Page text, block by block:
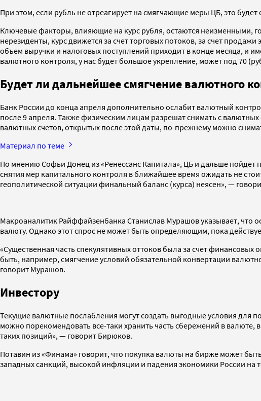
При этом, если рубль не отреагирует на смягчающие меры ЦБ, это
Ключевые факторы, влияющие на курс рубля, остаются неизменными,
нерезиденты, курс движется за счет торговых потоков, за счет
объем выручки и налоговых поступлений приходит в конце месяца, и
валютного контроля, у нас будет большое укрепление, может под 70
Будет ли дальнейшее смягчение валютного
Банк России до конца апреля дополнительно ослабит валютный
после 9 апреля. Также физическим лицам разрешат снимать с
валютных счетов, открытых после этой даты, по-прежнему можно
Материал по теме
По мнению Софьи Донец из «Ренессанс Капитала», ЦБ и дальше пойдет
снятия мер капитального контроля в ближайшее время ожидать не
геополитической ситуации финальный баланс (курса) неясен», —
Макроаналитик Райффайзенбанка Станислав Мурашов указывает, что
валюту. Однако этот спрос не может быть определяющим, пока
«Существенная часть спекулятивных оттоков была за счет
быть, например, смягчение условий обязательной конвертации
говорит Мурашов.
Инвестору
Текущие валютные послабления могут создать выгодные условия для
можно порекомендовать все-таки хранить часть сбережений в
таких позиций», — говорит Бирюков.
Потавин из «Финама» говорит, что покупка валюты на бирже может
западных санкций, высокой инфляции и падения экономики России на